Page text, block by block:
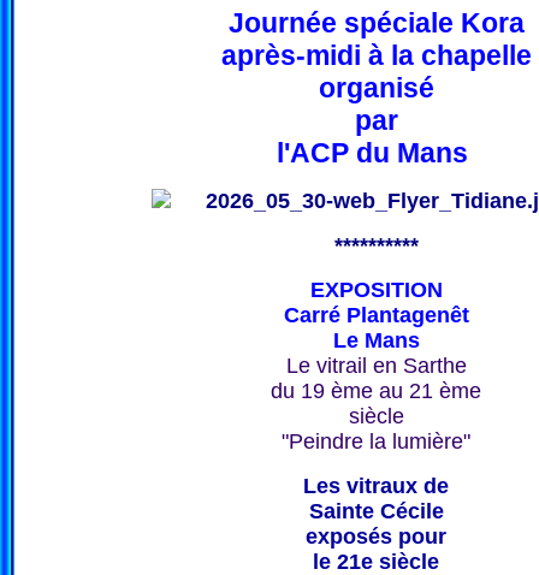
Journée spéciale Kora
après-midi à la chapelle
organisé
par
l'ACP du Mans
**********
EXPOSITION
Carré Plantagenêt
Le Mans
Le vitrail en Sarthe
du 19 ème au 21 ème
siècle
"Peindre la lumière"
Les vitraux de
Sainte Cécile
exposés pour
le 21e siècle